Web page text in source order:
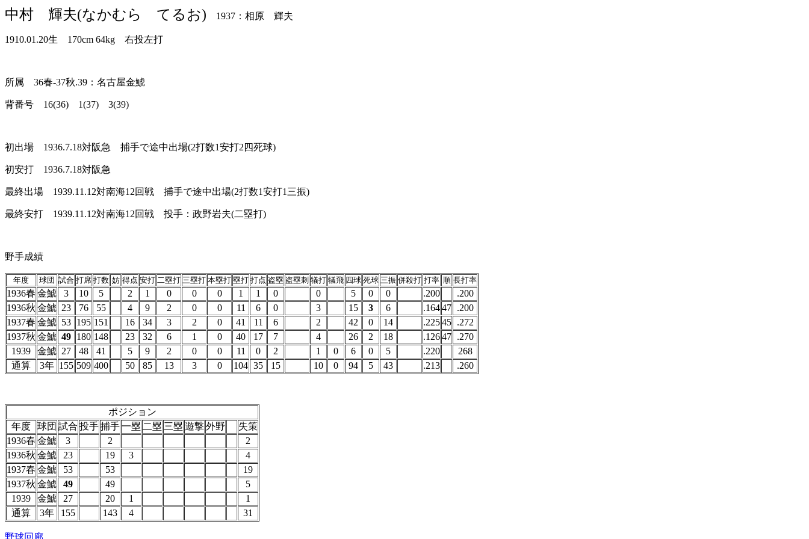
中村 輝夫(なかむら てるお) 1937：相原 輝夫
1910.01.20生 170cm 64kg 右投左打
所属 36春-37秋.39：名古屋金鯱
背番号 16(36) 1(37) 3(39)
初出場 1936.7.18対阪急 捕手で途中出場(2打数1安打2四死球)
初安打 1936.7.18対阪急
最終出場 1939.11.12対南海12回戦 捕手で途中出場(2打数1安打1三振)
最終安打 1939.11.12対南海12回戦 投手：政野岩夫(二塁打)
野手成績
年度 球団 試合 打席 打数 妨 得点 安打 二塁打 三塁打 本塁打 塁打 打点 盗塁 盗塁刺 犠打 犠飛 四球 死球 三振 併殺打 打率 順 長打率
1936春 金鯱 3 10 5 2 1 0 0 0 1 1 0 0 5 0 0 .200
.200
1936秋 金鯱 23 76 55 4 9 2 0 0 11 6 0 3 15 3 6 .16447 .200
1937春 金鯱 53 195 151 16 34 3 2 0 41 11 6 2 42 0 14 .22545 .272
1937秋 金鯱 49 180 148 23 32 6 1 0 40 17 7 4 26 2 18 .12647 .270
1939
金鯱 27 48 41 5 9 2 0 0 11 0 2 1 0 6 0 5 .220
268
通算
3年 155 509 400 50 85 13 3 0 104 35 15 10 0 94 5 43 .213 .260
ポジション
年度
球団 試合 投手捕手一塁 二塁 三塁 遊撃外野
失策
1936春 金鯱 3 2
2
1936秋 金鯱 23 19 3
4
1937春 金鯱 53 53
19
1937秋 金鯱 49 49
5
1939
金鯱 27 20 1
1
通算
3年 155 143 4 31
野球回廊